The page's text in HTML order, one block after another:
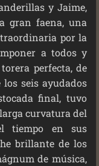
y Jaime,
gran faena, una
por la
a todos y
perfecta, de
los seis ayudados
final, tuvo
curvatura del
tiempo en sus
brillante de los
de música,